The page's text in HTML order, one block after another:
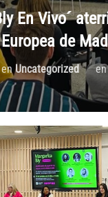
En Vivo´
de
enUncategorized